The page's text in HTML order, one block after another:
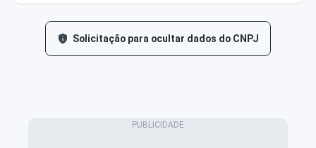
Solicitação para ocultar dados do CNPJ